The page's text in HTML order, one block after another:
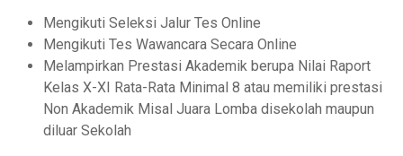
Mengikuti Seleksi Jalur Tes Online
Mengikuti Tes Wawancara Secara Online
Melampirkan Prestasi Akademik berupa Nilai Raport
Kelas X-XI Rata-Rata Minimal 8 atau memiliki prestasi
Non Akademik Misal Juara Lomba disekolah maupun
diluar Sekolah